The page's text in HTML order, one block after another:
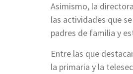
Asimismo, la
las actividades que
padres de familia y
Entre las que
la primaria y la